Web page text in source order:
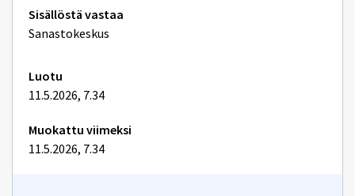
Tekniset
lisätiedot
Sisällöstä vastaa
Sanastokeskus
Luotu
11.5.2026, 7.34
Muokattu viimeksi
11.5.2026, 7.34